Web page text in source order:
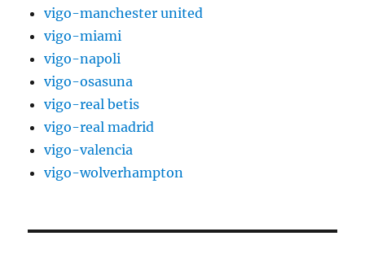
vigo-manchester united
vigo-miami
vigo-napoli
vigo-osasuna
vigo-real betis
vigo-real madrid
vigo-valencia
vigo-wolverhampton